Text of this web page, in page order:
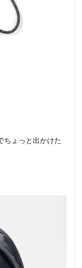
ちょっと出かけた